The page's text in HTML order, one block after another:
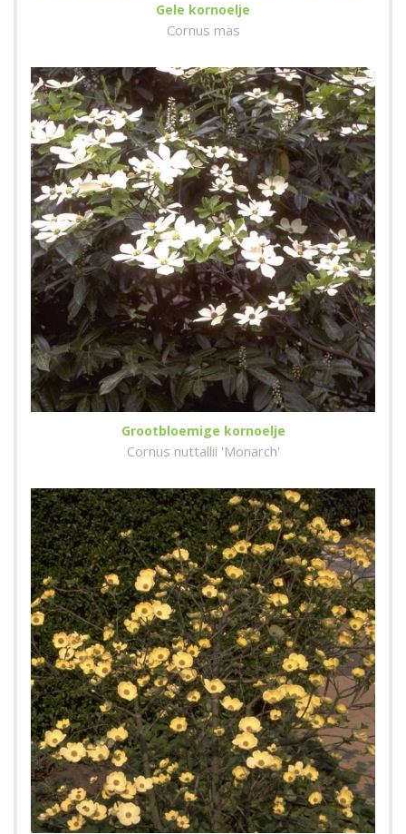
Gele kornoelje
Cornus mas
Grootbloemige kornoelje
Cornus nuttallii 'Monarch'